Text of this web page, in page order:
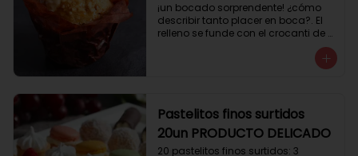
¡un bocado sorprendente! ¿cómo
describir tanto placer en boca?. El
relleno se funde con el crocanti de
avellanas que potencia su masa
exquisita. Esponjosa masa de color
tostado y sabor vainilla que incluye
Relleno de crema de leche con
avellanas (15%) y decorado con
crocanti de avellanas.
Pastelitos finos surtidos
20un PRODUCTO DELICADO
20 pastelitos finos surtidos: 3